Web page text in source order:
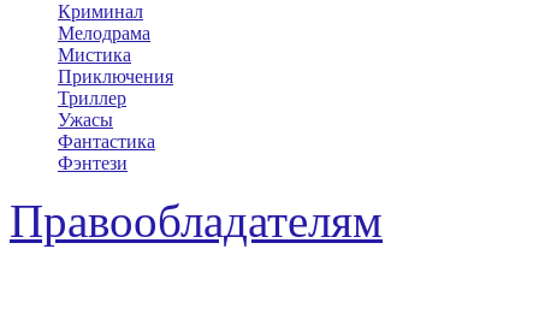
Криминал
Мелодрама
Мистика
Приключения
Триллер
Ужасы
Фантастика
Фэнтези
Правообладателям